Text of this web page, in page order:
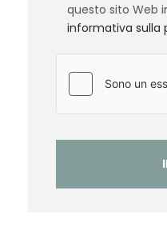
questo sito Web
informativa sulla